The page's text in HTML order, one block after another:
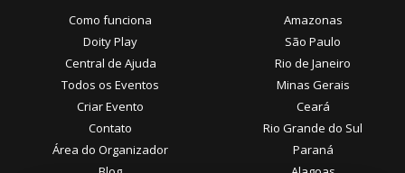
Como funciona
Doity Play
Central de Ajuda
Todos os Eventos
Criar Evento
Contato
Área do Organizador
Amazonas
São Paulo
Rio de Janeiro
Minas Gerais
Ceará
Rio Grande do Sul
Paraná